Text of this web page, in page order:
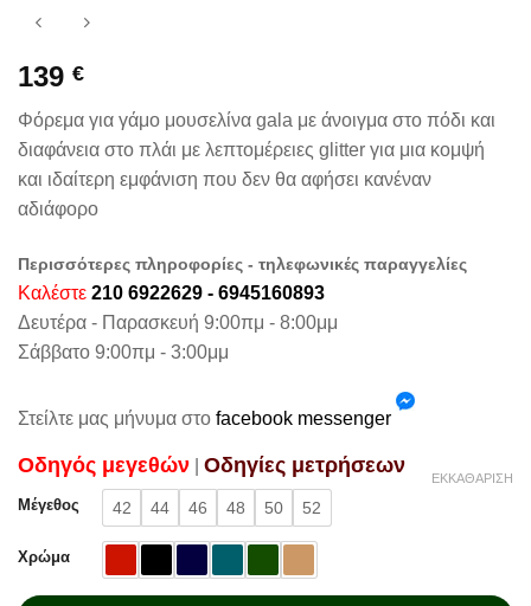
139 €
Φόρεμα για γάμο μουσελίνα gala με άνοιγμα στο πόδι και
διαφάνεια στο πλάι με λεπτομέρειες glitter για μια κομψή
και ιδαίτερη εμφάνιση που δεν θα αφήσει κανέναν
αδιάφορο
Περισσότερες πληροφορίες - τηλεφωνικές παραγγελίες
Καλέστε 210 6922629 - 6945160893
Δευτέρα - Παρασκευή 9:00πμ - 8:00μμ
Σάββατο 9:00πμ - 3:00μμ
Στείλτε μας μήνυμα στο facebook messenger
Oδηγός μεγεθών Oδηγίες μετρήσεων
Μέγεθος 42 44 46 48 50 52
Χρώμα
ΕΚΚΑΘΆΡΙΣΗ